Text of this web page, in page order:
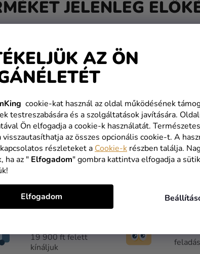
AZ ÖN
cookie-kat használ az oldal működésének
testreszabására és a szolgáltatások javítására.
Ön elfogadja a cookie-k használatát.
az összes opcionális cookie-t. A
részleteket a Cookie-k részben találja.
ha az " Elfogadom" gombra kattintva elfogadja a
Elfogadom
JELENLEG
De a többi kategóriát is
VÁSÁRLÁS FOLYTATÁSA
19 900 ft felett
kínáljuk